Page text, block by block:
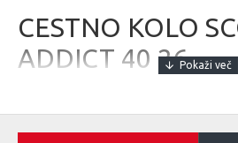
CESTNO KOLO
ADDICT 40 26
preprosto pozabili na prevožene